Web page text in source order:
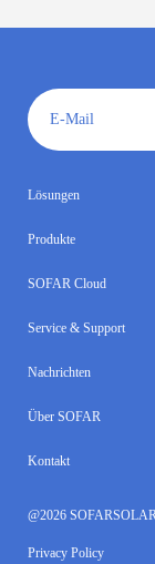
E-Mail
Lösungen
Produkte
SOFAR Cloud
Service & Support
Nachrichten
Über SOFAR
Kontakt
@2026
Privacy Policy